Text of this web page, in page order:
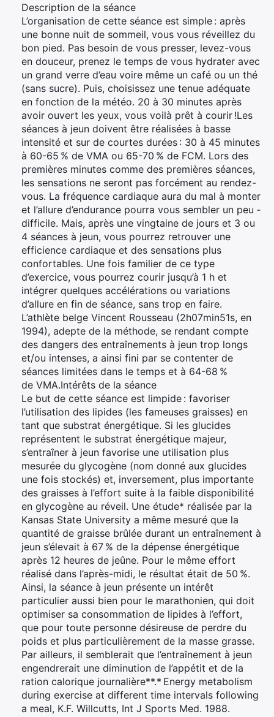
Description de la séance
L’organisation de cette séance est simple : après
une bonne nuit de sommeil, vous vous réveillez du
bon pied. Pas besoin de vous presser, levez-vous
en douceur, prenez le temps de vous hydrater avec
un grand verre d’eau voire même un café ou un thé
(sans sucre). Puis, choisissez une tenue adéquate
en fonction de la météo. 20 à 30 minutes après
avoir ouvert les yeux, vous voilà prêt à courir !Les
séances à jeun doivent être réalisées à basse
intensité et sur de courtes durées : 30 à 45 minutes
à 60-65 % de VMA ou 65-70 % de FCM. Lors des
premières minutes comme des premières séances,
les sensations ne seront pas forcément au rendez-
vous. La fréquence cardiaque aura du mal à monter
et l’allure d’endurance pourra vous sembler un peu ­
difficile. Mais, après une vingtaine de jours et 3 ou
4 séances à jeun, vous pourrez retrouver une
efficience cardiaque et des sensations plus
confortables. Une fois familier de ce type
d’exercice, vous pourrez courir jusqu’à 1 h et
intégrer quelques accélérations ou ­variations
d’allure en fin de séance, sans trop en faire.
L’athlète belge Vincent Rousseau (2h07min51s, en
1994), adepte de la méthode, se rendant compte
des dangers des entraînements à jeun trop longs
et/ou intenses, a ainsi fini par se contenter de
séances limitées dans le temps et à 64-68 %
de VMA.Intérêts de la séance
Le but de cette séance est limpide : favoriser
l’utilisation des lipides (les fameuses graisses) en
tant que substrat énergétique. Si les glucides
représentent le substrat énergétique majeur,
s’entraîner à jeun favorise une utilisation plus
mesurée du glycogène (nom donné aux glucides
une fois stockés) et, inversement, plus importante
des graisses à l’effort suite à la faible disponibilité
en glycogène au réveil. Une étude* réalisée par la
Kansas State University a même mesuré que la
quantité de graisse brûlée durant un entraînement à
jeun s’élevait à 67 % de la dépense énergétique
après 12 heures de jeûne. Pour le même effort
réalisé dans l’après-midi, le résultat était de 50 %.
Ainsi, la séance à jeun présente un intérêt
particulier aussi bien pour le marathonien, qui doit
optimiser sa consommation de lipides à l’effort,
que pour toute personne désireuse de perdre du
poids et plus particulièrement de la masse grasse.
Par ailleurs, il semblerait que l’entraînement à jeun
engendrerait une diminution de l’appétit et de la
ration calorique journalière**.* Energy metabolism
during exercise at different time intervals following
a meal, K.F. Willcutts, Int J Sports Med. 1988.